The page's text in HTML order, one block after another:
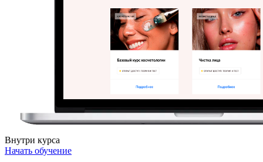
Внутри курса
Начать обучение